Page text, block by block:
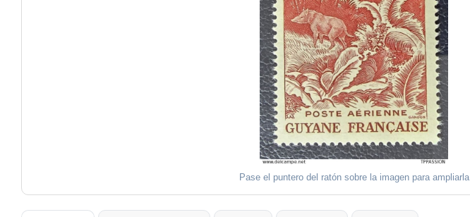
Pase el puntero del ratón sobre la imagen para ampliarla